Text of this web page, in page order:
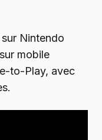
Nintendo
mobile
to-Play, avec